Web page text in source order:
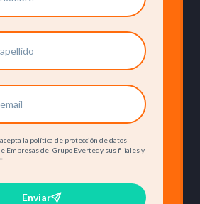
la política de protección de datos
Empresas del Grupo Evertec y sus filiales y
*
Enviar